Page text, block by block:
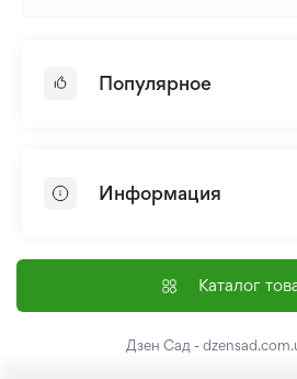
Популярное
Лилия
Семена
Информация
Доставка и оплата
Контакты
Каталог
Дзен Сад -